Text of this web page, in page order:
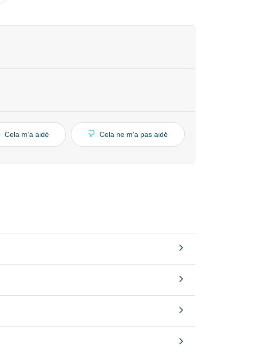
Cela m'a aidé Cela ne m'a pas aidé